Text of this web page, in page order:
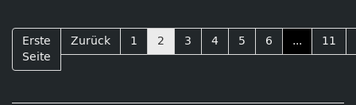
Erste
Seite
Zurück 1 2 3 4 5 6 ... 11